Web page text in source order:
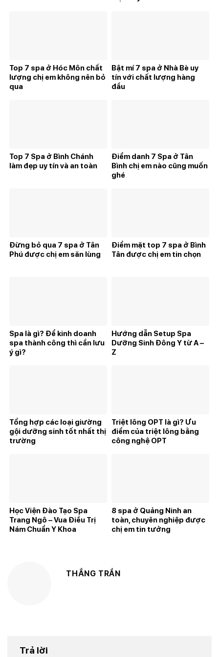
Top 7 spa ở Hóc Môn chất
lượng chị em không nên bỏ
qua
Bật mí 7 spa ở Nhà Bè uy
tín với chất lượng hàng
đầu
Top 7 Spa ở Bình Chánh
làm đẹp uy tín và an toàn
Điểm danh 7 Spa ở Tân
Bình chị em nào cũng muốn
ghé
Đừng bỏ qua 7 spa ở Tân
Phú được chị em săn lùng
Điểm mặt top 7 spa ở Bình
Tân được chị em tin chọn
Spa là gì? Để kinh doanh
spa thành công thì cần lưu
ý gì?
Hướng dẫn Setup Spa
Dưỡng Sinh Đông Y từ A –
Z
Tổng hợp các loại giường
gội dưỡng sinh tốt nhất thị
trường
Triệt lông OPT là gì? Ưu
điểm của triệt lông bằng
công nghệ OPT
Học Viện Đào Tạo Spa
Trang Ngô – Vua Điều Trị
Nám Chuẩn Y Khoa
8 spa ở Quảng Ninh an
toàn, chuyên nghiệp được
chị em tin tưởng
THẮNG TRẦN
Trả lời